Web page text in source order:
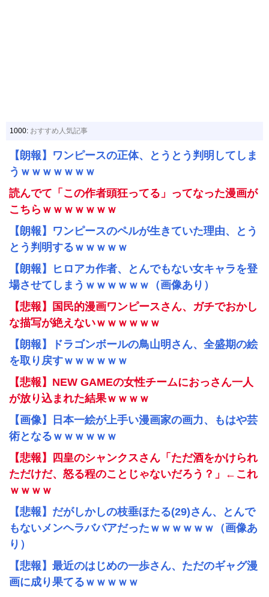
1000: おすすめ人気記事
【朗報】ワンピースの正体、とうとう判明してしま
うｗｗｗｗｗｗｗ
読んでて「この作者頭狂ってる」ってなった漫画が
こちらｗｗｗｗｗｗｗ
【朗報】ワンピースのペルが生きていた理由、とう
とう判明するｗｗｗｗｗ
【朗報】ヒロアカ作者、とんでもない女キャラを登
場させてしまうｗｗｗｗｗｗ（画像あり）
【悲報】国民的漫画ワンピースさん、ガチでおかし
な描写が絶えないｗｗｗｗｗｗ
【朗報】ドラゴンボールの鳥山明さん、全盛期の絵
を取り戻すｗｗｗｗｗｗ
【悲報】NEW GAMEの女性チームにおっさん一人
が放り込まれた結果ｗｗｗｗ
【画像】日本一絵が上手い漫画家の画力、もはや芸
術となるｗｗｗｗｗｗ
【悲報】四皇のシャンクスさん「ただ酒をかけられ
ただけだ、怒る程のことじゃないだろう？」←これ
ｗｗｗｗ
【悲報】だがしかしの枝垂ほたる(29)さん、とんで
もないメンヘラババアだったｗｗｗｗｗｗ（画像あ
り）
【悲報】最近のはじめの一歩さん、ただのギャグ漫
画に成り果てるｗｗｗｗｗ